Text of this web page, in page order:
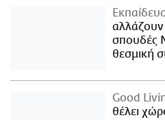
αλλάζουν
σπουδές
θεσμική
Good
θέλει